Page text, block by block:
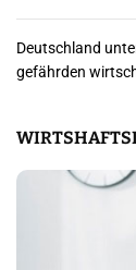
Deutschland
gefährden